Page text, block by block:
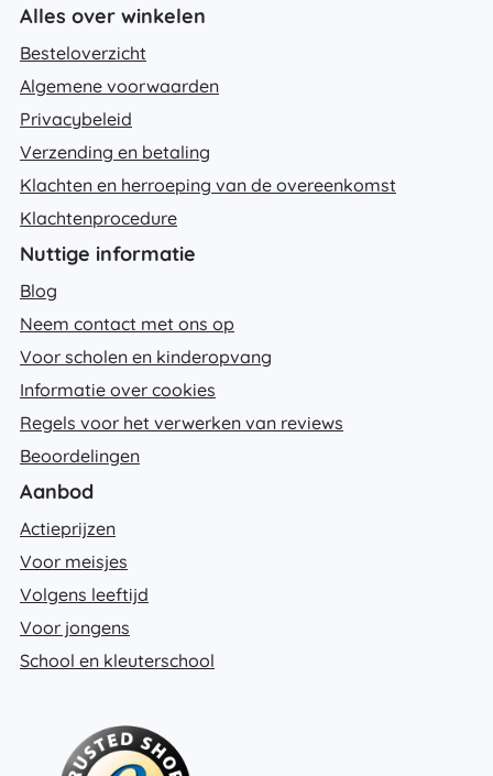
Alles over winkelen
Besteloverzicht
Algemene voorwaarden
Privacybeleid
Verzending en betaling
Klachten en herroeping van de overeenkomst
Klachtenprocedure
Nuttige informatie
Blog
Neem contact met ons op
Voor scholen en kinderopvang
Informatie over cookies
Regels voor het verwerken van reviews
Beoordelingen
Aanbod
Actieprijzen
Voor meisjes
Volgens leeftijd
Voor jongens
School en kleuterschool